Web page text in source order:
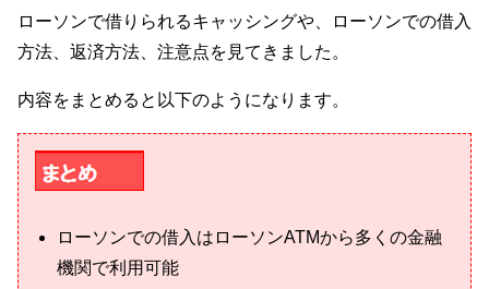
ローソンで借りられるキャッシングや、ローソンでの借入
方法、返済方法、注意点を見てきました。
内容をまとめると以下のようになります。
ローソンでの借入はローソンATMから多くの金融
機関で利用可能